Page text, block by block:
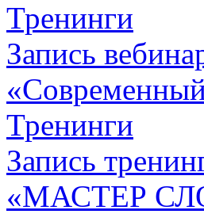
Тренинги
Запись
Тренинги
Запись
«МАСТЕР